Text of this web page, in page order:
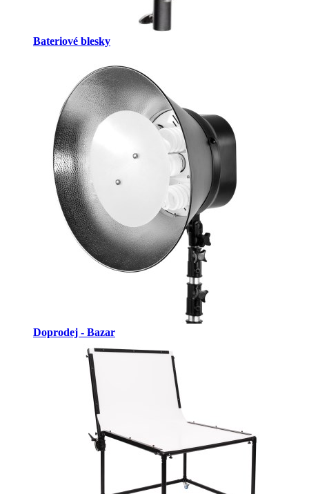
Bateriové blesky
Doprodej - Bazar